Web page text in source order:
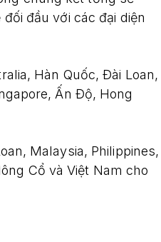
đầu với các đại diện
Hàn Quốc, Đài Loan,
Ấn Độ, Hong
Malaysia, Philippines,
Cổ và Việt Nam cho